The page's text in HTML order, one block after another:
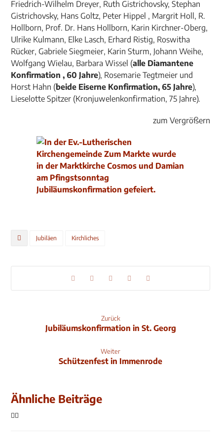
Friedrich-Wilhelm Dreyer, Ruth Gistrichovsky, Stephan
Gistrichovsky, Hans Goltz, Peter Hippel , Margrit Holl, R.
Hollborn, Prof. Dr. Hans Hollborn, Karin Kirchner-Oberg,
Ulrike Kulmann, Elke Lasch, Erhard Ristig, Roswitha
Rücker, Gabriele Siegmeier, Karin Sturm, Johann Weihe,
Wolfgang Wielau, Barbara Wissel (alle Diamantene
Konfirmation , 60 Jahre), Rosemarie Tegtmeier und
Horst Hahn (beide Eiserne Konfirmation, 65 Jahre),
Lieselotte Spitzer (Kronjuwelenkonfirmation, 75 Jahre).
zum Vergrößern
Jubiläen Kirchliches
Zurück
Jubiläumskonfirmation in St. Georg
Weiter
Schützenfest in Immenrode
Ähnliche Beiträge